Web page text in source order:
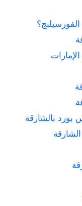
بالشارقة